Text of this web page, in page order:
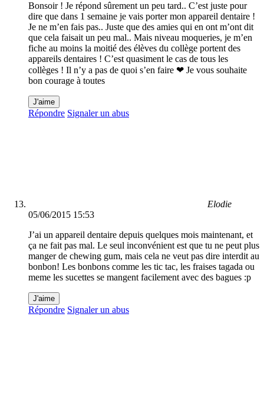
Bonsoir ! Je répond sûrement un peu tard.. C’est juste pour
dire que dans 1 semaine je vais porter mon appareil dentaire !
Je ne m’en fais pas.. Juste que des amies qui en ont m’ont dit
que cela faisait un peu mal.. Mais niveau moqueries, je m’en
fiche au moins la moitié des élèves du collège portent des
appareils dentaires ! C’est quasiment le cas de tous les
collèges ! Il n’y a pas de quoi s’en faire ❤ Je vous souhaite
bon courage à toutes
J'aime
Répondre Signaler un abus
Elodie
05/06/2015 15:53
J’ai un appareil dentaire depuis quelques mois maintenant, et
ça ne fait pas mal. Le seul inconvénient est que tu ne peut plus
manger de chewing gum, mais cela ne veut pas dire interdit au
bonbon! Les bonbons comme les tic tac, les fraises tagada ou
meme les sucettes se mangent facilement avec des bagues :p
J'aime
Répondre Signaler un abus